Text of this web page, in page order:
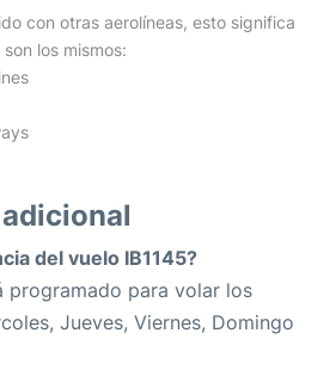
con otras aerolíneas, esto significa
los mismos:
del vuelo IB1145?
programado para volar los
Jueves, Viernes, Domingo